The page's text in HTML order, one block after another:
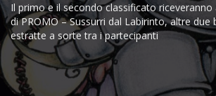
Il primo e il secondo classificato riceveranno
di PROMO – Sussurri dal Labirinto, altre due
estratte a sorte tra i partecipanti